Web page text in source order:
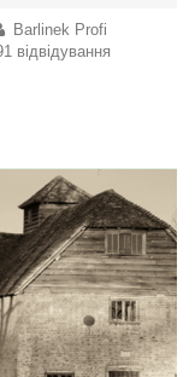
Barlinek Profi
відвідування